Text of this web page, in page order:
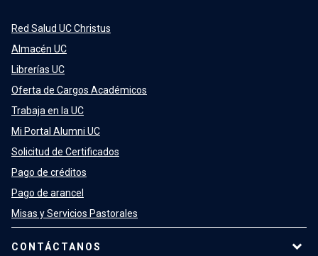
Red Salud UC Christus
Almacén UC
Librerías UC
Oferta de Cargos Académicos
Trabaja en la UC
Mi Portal Alumni UC
Solicitud de Certificados
Pago de créditos
Pago de arancel
Misas y Servicios Pastorales
CONTÁCTANOS